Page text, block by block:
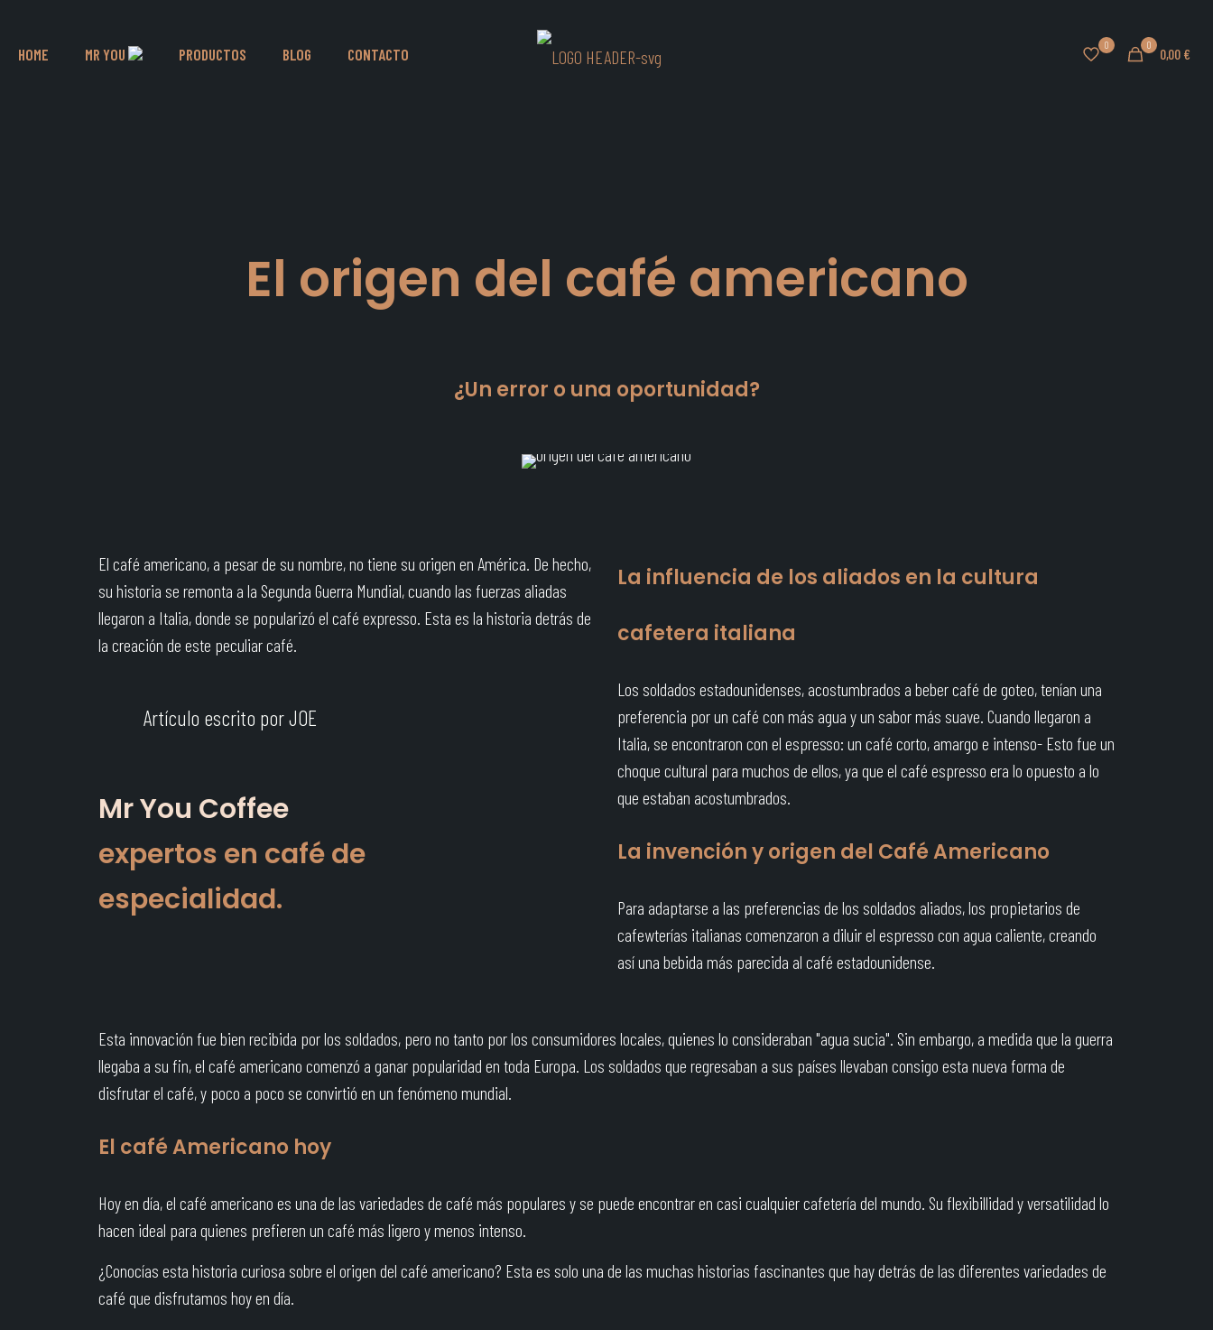
HOME MR YOU PRODUCTOS BLOG CONTACTO
0 0
0,00 €
El origen del café americano
¿Un error o una oportunidad?
El café americano, a pesar de su nombre, no tiene su origen en América. De hecho,
su historia se remonta a la Segunda Guerra Mundial, cuando las fuerzas aliadas
llegaron a Italia, donde se popularizó el café expresso. Esta es la historia detrás de
la creación de este peculiar café.
Artículo escrito por JOE
Mr You Coffee
expertos en café de
especialidad.
La influencia de los aliados en la cultura
cafetera italiana
Los soldados estadounidenses, acostumbrados a beber café de goteo, tenían una
preferencia por un café con más agua y un sabor más suave. Cuando llegaron a
Italia, se encontraron con el espresso: un café corto, amargo e intenso- Esto fue un
choque cultural para muchos de ellos, ya que el café espresso era lo opuesto a lo
que estaban acostumbrados.
La invención y origen del Café Americano
Para adaptarse a las preferencias de los soldados aliados, los propietarios de
cafewterías italianas comenzaron a diluir el espresso con agua caliente, creando
así una bebida más parecida al café estadounidense.
Esta innovación fue bien recibida por los soldados, pero no tanto por los consumidores locales, quienes lo consideraban "agua sucia". Sin embargo, a medida que la guerra
llegaba a su fin, el café americano comenzó a ganar popularidad en toda Europa. Los soldados que regresaban a sus países llevaban consigo esta nueva forma de
disfrutar el café, y poco a poco se convirtió en un fenómeno mundial.
El café Americano hoy
Hoy en día, el café americano es una de las variedades de café más populares y se puede encontrar en casi cualquier cafetería del mundo. Su flexibillidad y versatilidad lo
hacen ideal para quienes prefieren un café más ligero y menos intenso.
¿Conocías esta historia curiosa sobre el origen del café americano? Esta es solo una de las muchas historias fascinantes que hay detrás de las diferentes variedades de
café que disfrutamos hoy en día.
JOEen septiembre 11, 2023